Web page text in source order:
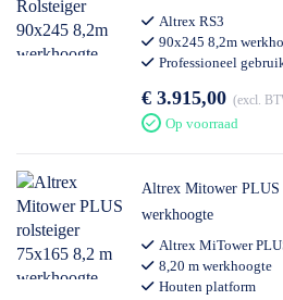
Altrex RS3
90x245 8,2m
Professioneel
€ 3.915,00 excl.
Op voorraad
Altrex Mitower PLUS
werkhoogte
Altrex MiTower
8,20 m werkhoogte
Houten platform